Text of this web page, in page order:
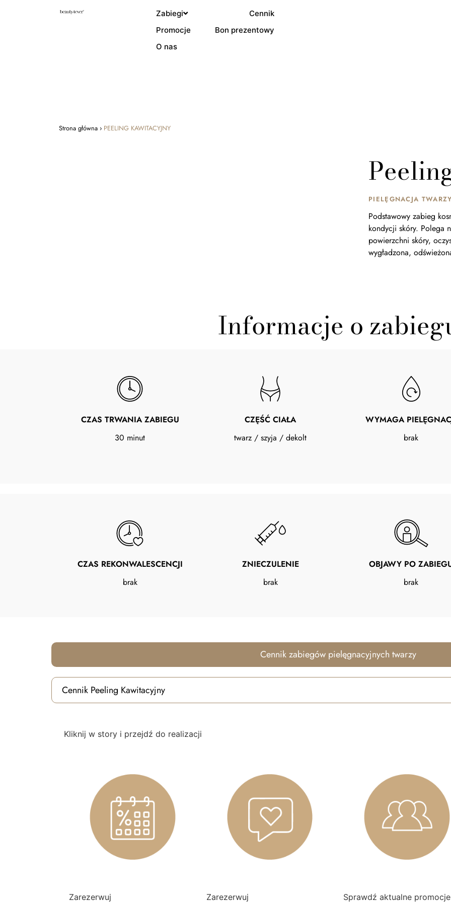
Zabiegi
Cennik
Promocje
Bon prezentowy
O nas
Strona główna › PEELING KAWITACYJNY
PIELĘGNACJA
Podstawowy zabieg
kondycji skóry. Polega
powierzchni skóry,
wygładzona,
Informacje o
CZAS TRWANIA ZABIEGU
30 minut
CZĘŚĆ CIAŁA
twarz / szyja / dekolt
WYMAGA
brak
CZAS REKONWALESCENCJI
brak
ZNIECZULENIE
brak
OBJAWY PO
brak
Cennik zabiegów pielęgnacyjnych twarzy
Cennik Peeling Kawitacyjny
Kliknij w story i przejdź do realizacji
Zarezerwuj
Zarezerwuj
Sprawdź aktualne promocje